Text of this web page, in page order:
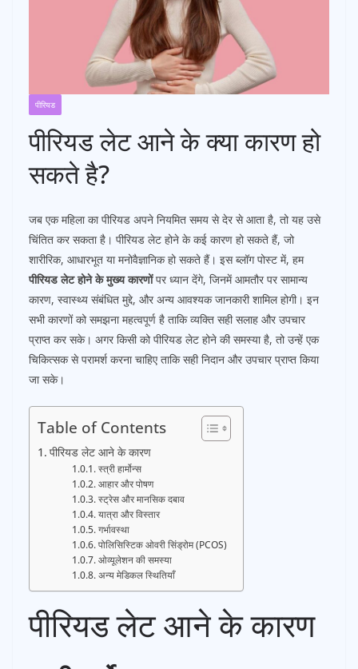
पीरियड
पीरियड लेट आने के क्या कारण हो
सकते है?
जब एक महिला का पीरियड अपने नियमित समय से देर से आता है, तो यह उसे
चिंतित कर सकता है। पीरियड लेट होने के कई कारण हो सकते हैं, जो
शारीरिक, आधारभूत या मनोवैज्ञानिक हो सकते हैं। इस ब्लॉग पोस्ट में, हम
पीरियड लेट होने के मुख्य कारणोंपर ध्यान देंगे, जिनमें आमतौर पर सामान्य
कारण, स्वास्थ्य संबंधित मुद्दे, और अन्य आवश्यक जानकारी शामिल होगी। इन
सभी कारणों को समझना महत्वपूर्ण है ताकि व्यक्ति सही सलाह और उपचार
प्राप्त कर सके। अगर किसी को पीरियड लेट होने की समस्या है, तो उन्हें एक
चिकित्सक से परामर्श करना चाहिए ताकि सही निदान और उपचार प्राप्त किया
जा सके।
Table of Contents
पीरियड लेट आने के कारण
स्त्री हार्मोन्स
आहार और पोषण
स्ट्रेस और मानसिक दबाव
यात्रा और विस्तार
गर्भावस्था
पोलिसिस्टिक ओवरी सिंड्रोम (PCOS)
ओव्यूलेशन की समस्या
अन्य मेडिकल स्थितियाँ
पीरियड लेट आने के कारण